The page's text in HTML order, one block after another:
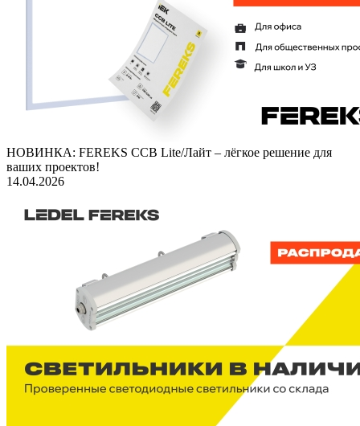
НОВИНКА: FEREKS ССВ Lite/Лайт – лёгкое решение для
ваших проектов!
14.04.2026